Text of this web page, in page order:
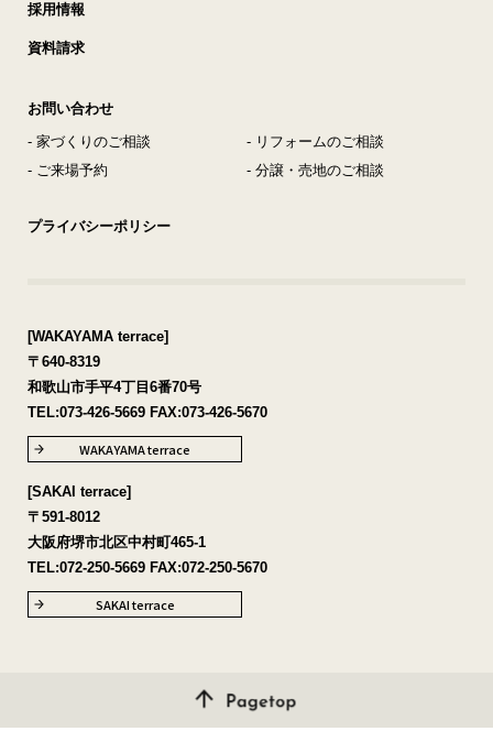
採用情報
資料請求
お問い合わせ
- 家づくりのご相談
- リフォームのご相談
- ご来場予約
- 分譲・売地のご相談
プライバシーポリシー
[WAKAYAMA terrace]
〒640-8319
和歌山市手平4丁目6番70号
TEL:073-426-5669 FAX:073-426-5670
WAKAYAMA terrace
[SAKAI terrace]
〒591-8012
大阪府堺市北区中村町465-1
TEL:072-250-5669 FAX:072-250-5670
SAKAI terrace